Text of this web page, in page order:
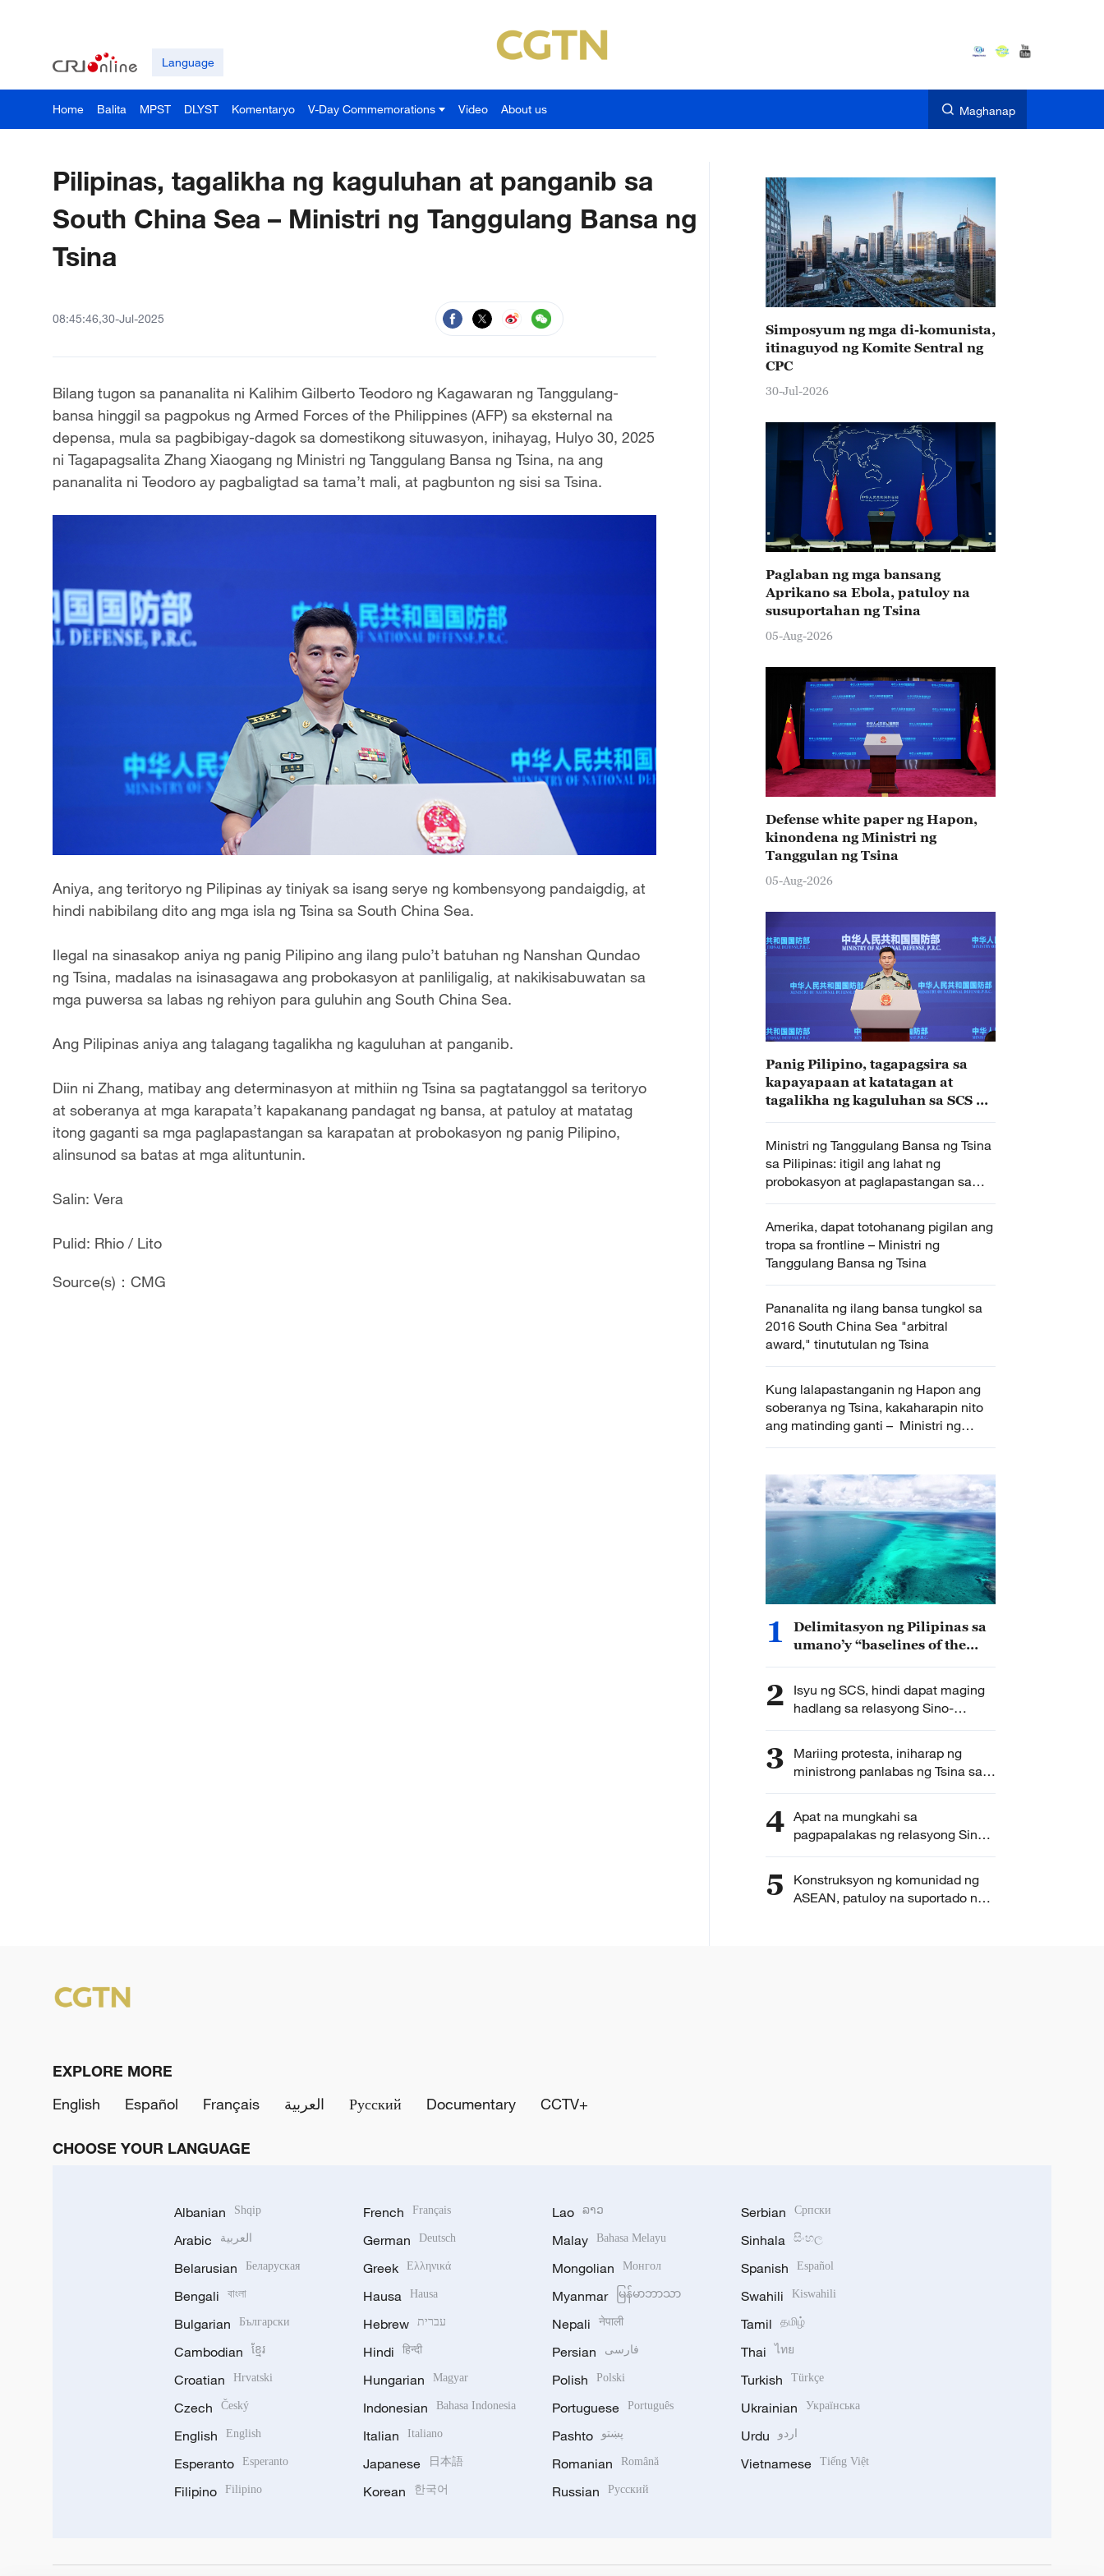
Language
Home Balita MPST DLYST Komentaryo V-Day Commemorations Video About us Maghanap
Pilipinas, tagalikha ng kaguluhan at panganib sa
South China Sea – Ministri ng Tanggulang Bansa ng
Tsina
08:45:46,30-Jul-2025
Bilang tugon sa pananalita ni Kalihim Gilberto Teodoro ng Kagawaran ng Tanggulang-
bansa hinggil sa pagpokus ng Armed Forces of the Philippines (AFP) sa eksternal na
depensa, mula sa pagbibigay-dagok sa domestikong situwasyon, inihayag, Hulyo 30, 2025
ni Tagapagsalita Zhang Xiaogang ng Ministri ng Tanggulang Bansa ng Tsina, na ang
pananalita ni Teodoro ay pagbaligtad sa tama’t mali, at pagbunton ng sisi sa Tsina.
Aniya, ang teritoryo ng Pilipinas ay tiniyak sa isang serye ng kombensyong pandaigdig, at
hindi nabibilang dito ang mga isla ng Tsina sa South China Sea.
Ilegal na sinasakop aniya ng panig Pilipino ang ilang pulo’t batuhan ng Nanshan Qundao
ng Tsina, madalas na isinasagawa ang probokasyon at panliligalig, at nakikisabuwatan sa
mga puwersa sa labas ng rehiyon para guluhin ang South China Sea.
Ang Pilipinas aniya ang talagang tagalikha ng kaguluhan at panganib.
Diin ni Zhang, matibay ang determinasyon at mithiin ng Tsina sa pagtatanggol sa teritoryo
at soberanya at mga karapata’t kapakanang pandagat ng bansa, at patuloy at matatag
itong gaganti sa mga paglapastangan sa karapatan at probokasyon ng panig Pilipino,
alinsunod sa batas at mga alituntunin.
Salin: Vera
Pulid: Rhio / Lito
Source(s)：CMG
Simposyum ng mga di-komunista,
itinaguyod ng Komite Sentral ng
CPC
30-Jul-2026
Paglaban ng mga bansang
Aprikano sa Ebola, patuloy na
susuportahan ng Tsina
05-Aug-2026
Defense white paper ng Hapon,
kinondena ng Ministri ng
Tanggulan ng Tsina
05-Aug-2026
Panig Pilipino, tagapagsira sa
kapayapaan at katatagan at
tagalikha ng kaguluhan sa SCS –
Ministri ng Tanggulang Bansa ng Tsina
sa Pilipinas: itigil ang lahat ng
probokasyon at paglapastangan sa
karapatan ng Tsina
Amerika, dapat totohanang pigilan ang
tropa sa frontline – Ministri ng
Tanggulang Bansa ng Tsina
Pananalita ng ilang bansa tungkol sa
2016 South China Sea "arbitral
award," tinututulan ng Tsina
Kung lalapastanganin ng Hapon ang
soberanya ng Tsina, kakaharapin nito
ang matinding ganti – Ministri ng
Tanggulang Bansa ng Tsina
1
Delimitasyon ng Pilipinas sa
umano’y “baselines of the
2
Isyu ng SCS, hindi dapat maging
hadlang sa relasyong Sino-
ASEAN — MOFA
3
Mariing protesta, iniharap ng
ministrong panlabas ng Tsina sa
kalihim na panlabas ng Pilipinas
4 Apat na mungkahi sa
pagpapalakas ng relasyong Sino-
ASEAN, inilahad ni Wang Yi
5
Konstruksyon ng komunidad ng
ASEAN, patuloy na suportado ng
EXPLORE MORE
English
Español Français العربية Русский Documentary CCTV+
CHOOSE YOUR LANGUAGE
Albanian Shqip
Arabic العربية
Belarusian Беларуская
Bengali বাংলা
Bulgarian Български
Cambodian ខ្មែរ
Croatian Hrvatski
Czech Český
English English
Esperanto Esperanto
Filipino Filipino
French Français
German Deutsch
Greek Ελληνικά
Hausa Hausa
Hebrew עברית
Hindi हिन्दी
Hungarian Magyar
Indonesian Bahasa Indonesia
Italian Italiano
Japanese 日本語
Korean 한국어
Lao ລາວ
Malay Bahasa Melayu
Mongolian Монгол
Myanmar မြန်မာဘာသာ
Nepali नेपाली
Persian فارسی
Polish Polski
Portuguese Português
Pashto پښتو
Romanian Română
Russian Русский
Serbian Српски
Sinhala සිංහල
Spanish Español
Swahili Kiswahili
Tamil தமிழ்
Thai ไทย
Turkish Türkçe
Ukrainian Українська
Urdu اردو
Vietnamese Tiếng Việt